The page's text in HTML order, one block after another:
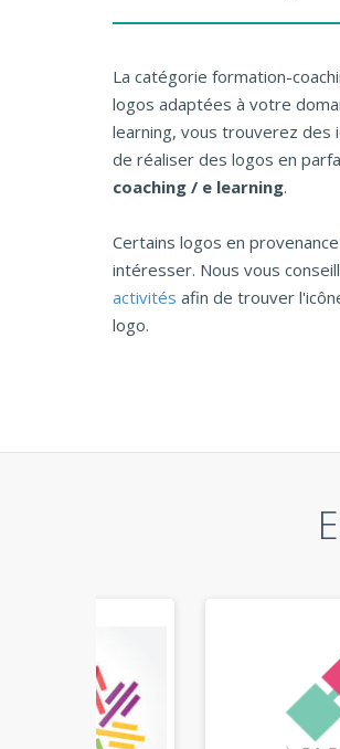
La catégorie formation-
logos adaptées à votre
learning, vous trouverez des
de réaliser des logos en
coaching / e learning.
Certains logos en
intéresser. Nous vous
activités afin de trouver
logo.